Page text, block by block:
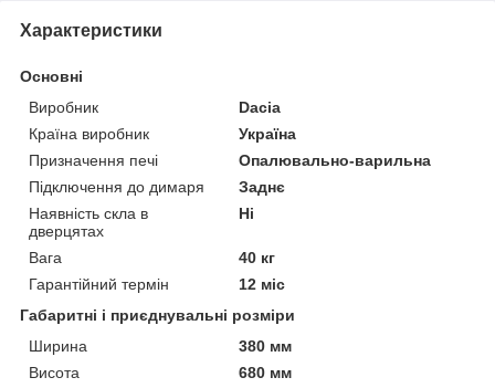
Характеристики
Основні
Виробник
Dacia
Країна виробник
Україна
Призначення печі
Опалювально-варильна
Підключення до димаря
Заднє
Наявність скла в
дверцятах
Ні
Вага
40 кг
Гарантійний термін
12 міс
Габаритні і приєднувальні розміри
Ширина
380 мм
Висота
680 мм